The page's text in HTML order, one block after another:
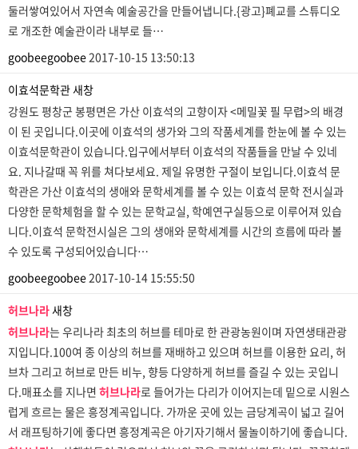
둘러쌓여있어서 자연속 예술공간을 만들어냅니다.{광고}폐교를 스튜디오
로 개조한 예술관이라 내부로 들…
goobeegoobee2017-10-15 13:50:13
이효석문학관새창
강원도 평창군 봉평면은 가산 이효석의 고향이자 <메밀꽃 필 무렵>의 배경
이 된 곳입니다.이곳에 이효석의 생가와 그의 작품세계를 한눈에 볼 수 있는
이효석문학관이 있습니다.입구에서부터 이효석의 작품들을 만날 수 있네
요. 지나갈때 꼭 위를 쳐다보세요. 제일 유명한 구절이 보입니다.이효석 문
학관은 가산 이효석의 생애와 문학세계를 볼 수 있는 이효석 문학 전시실과
다양한 문학체험을 할 수 있는 문학교실, 학예연구실등으로 이루어져 있습
니다.이효석 문학전시실은 그의 생애와 문학세계를 시간의 흐름에 따라 볼
수 있도록 구성되어있습니다…
goobeegoobee2017-10-14 15:55:50
허브나라새창
허브나라는 우리나라 최초의 허브를 테마로 한 관광농원이며 자연생태관광
지입니다.100여 종 이상의 허브를 재배하고 있으며 허브를 이용한 요리, 허
브차 그리고 허브로 만든 비누, 향등 다양하게 허브를 즐길 수 있는 곳입니
다.매표소를 지나면 허브나라로 들어가는 다리가 이어지는데 밑으로 시원스
럽게 흐르는 물은 흥정계곡입니다. 가까운 곳에 있는 금당계곡이 넓고 길어
서 래프팅하기에 좋다면 흥정계곡은 아기자기해서 물놀이하기에 좋습니다.